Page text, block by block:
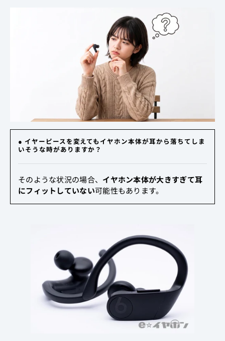
● イヤーピースを変えてもイヤホン本体が耳から落ちてしま
いそうな時がありますか？
そのような状況の場合、 イヤホン本体が大きすぎて耳
にフィットしていない可能性もあります。